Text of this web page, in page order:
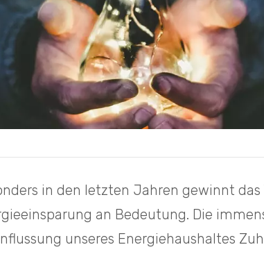
in den letzten Jahren gewinnt das
an Bedeutung. Die
unseres Energiehaushaltes